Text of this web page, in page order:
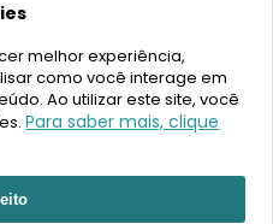
Imobiliária LTDA -
- Todos os direitos reservados
melhor experiência,
como você interage em
Ao utilizar este site, você
Para saber mais, clique